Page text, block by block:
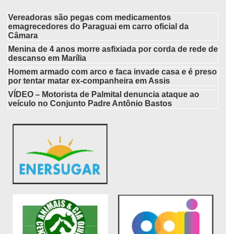
Vereadoras são pegas com medicamentos
emagrecedores do Paraguai em carro oficial da
Câmara
Menina de 4 anos morre asfixiada por corda de rede de
descanso em Marília
Homem armado com arco e faca invade casa e é preso
por tentar matar ex-companheira em Assis
VÍDEO – Motorista de Palmital denuncia ataque ao
veículo no Conjunto Padre Antônio Bastos